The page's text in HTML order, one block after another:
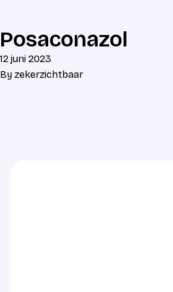
Posaconazol
12 juni 2023
By zekerzichtbaar